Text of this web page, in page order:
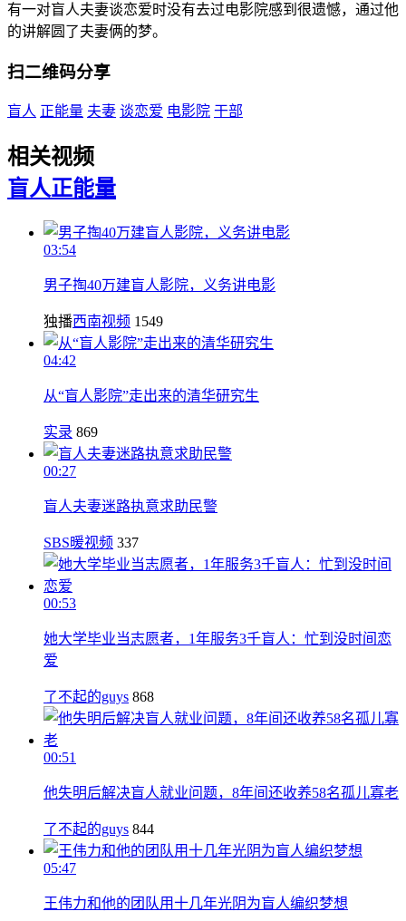
有一对盲人夫妻谈恋爱时没有去过电影院感到很遗憾，通过他
的讲解圆了夫妻俩的梦。
扫二维码分享
盲人 正能量 夫妻 谈恋爱 电影院 干部
相关视频
盲人正能量
03:54
男子掏40万建盲人影院，义务讲电影
独播西南视频 1549
04:42
从“盲人影院”走出来的清华研究生
实录 869
00:27
盲人夫妻迷路执意求助民警
SBS暖视频 337
00:53
她大学毕业当志愿者，1年服务3千盲人：忙到没时间恋
爱
了不起的guys 868
00:51
他失明后解决盲人就业问题，8年间还收养58名孤儿寡老
了不起的guys 844
05:47
王伟力和他的团队用十几年光阴为盲人编织梦想